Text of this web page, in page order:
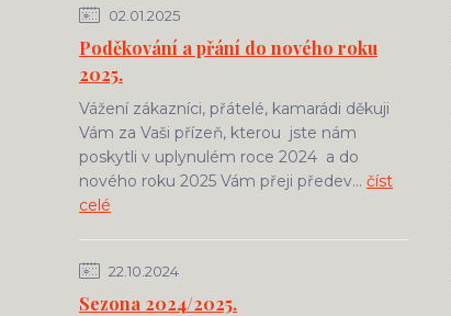
02.01.2025
Poděkování a přání do nového roku
2025.
Vážení zákazníci, přátelé, kamarádi děkuji
Vám za Vaši přízeň, kterou jste nám
poskytli v uplynulém roce 2024 a do
nového roku 2025 Vám přeji předev... číst
celé
22.10.2024
Sezona 2024/2025.